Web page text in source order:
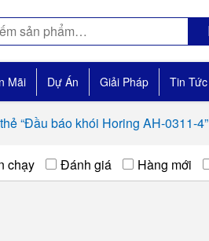
Mãi Dự Án Giải Pháp Tin Tức
“Đầu báo khói Horing AH-0311-4”
chạy Đánh giá Hàng mới